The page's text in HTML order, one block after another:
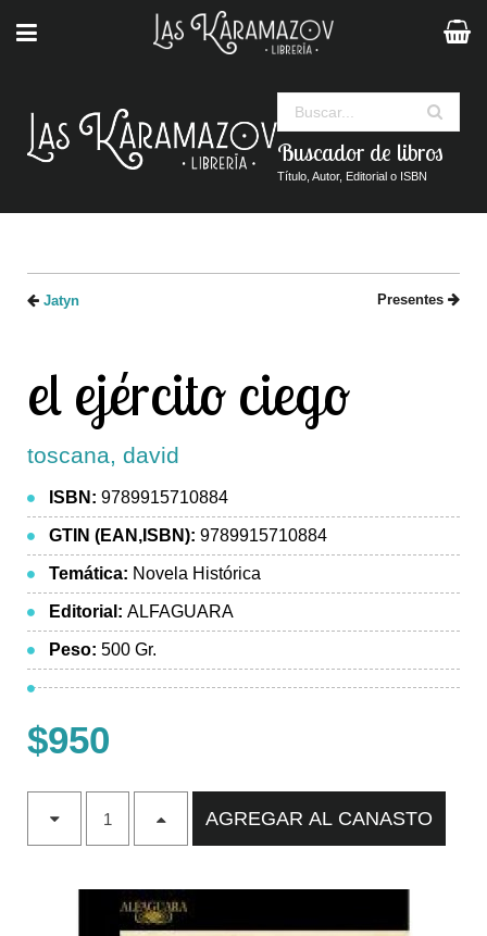
Buscador de libros
Título, Autor, Editorial o ISBN
Jatyn Presentes
el ejército ciego
toscana, david
ISBN: 9789915710884
GTIN (EAN,ISBN): 9789915710884
Temática: Novela Histórica
Editorial: ALFAGUARA
Peso: 500 Gr.
$950
AGREGAR AL CANASTO